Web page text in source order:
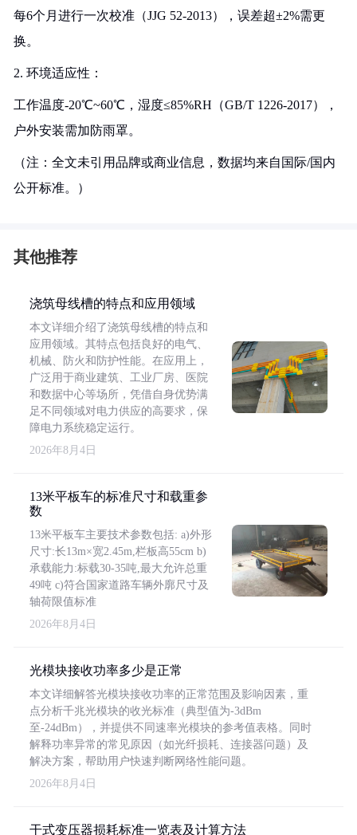
每6个月进行一次校准（JJG 52-2013），误差超±2%需更
换。
2. 环境适应性：
工作温度-20℃~60℃，湿度≤85%RH（GB/T 1226-2017），
户外安装需加防雨罩。
（注：全文未引用品牌或商业信息，数据均来自国际/国内
公开标准。）
其他推荐
浇筑母线槽的特点和应用领域
本文详细介绍了浇筑母线槽的特点和
应用领域。其特点包括良好的电气、
机械、防火和防护性能。在应用上，
广泛用于商业建筑、工业厂房、医院
和数据中心等场所，凭借自身优势满
足不同领域对电力供应的高要求，保
障电力系统稳定运行。
2026年8月4日
13米平板车的标准尺寸和载重参
数
13米平板车主要技术参数包括: a)外形
尺寸:长13m×宽2.45m,栏板高55cm b)
承载能力:标载30-35吨,最大允许总重
49吨 c)符合国家道路车辆外廓尺寸及
轴荷限值标准
2026年8月4日
光模块接收功率多少是正常
本文详细解答光模块接收功率的正常范围及影响因素，重
点分析千兆光模块的收光标准（典型值为-3dBm
至-24dBm），并提供不同速率光模块的参考值表格。同时
解释功率异常的常见原因（如光纤损耗、连接器问题）及
解决方案，帮助用户快速判断网络性能问题。
2026年8月4日
干式变压器损耗标准一览表及计算方法